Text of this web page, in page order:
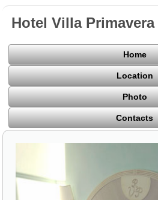
Hotel Villa Primavera
Home
Location
Photo
Contacts